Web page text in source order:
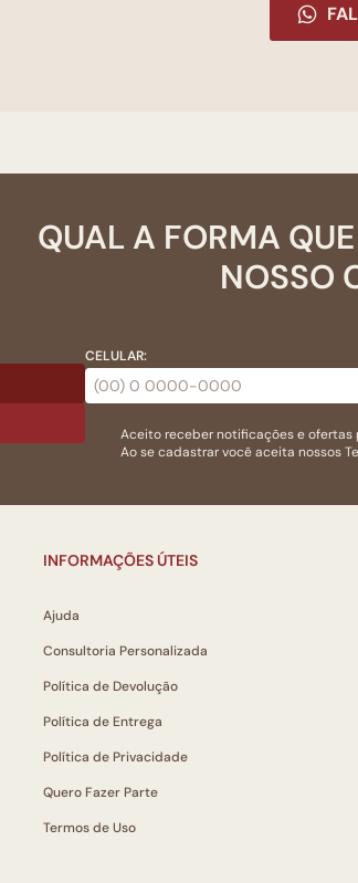
QUAL A FORMA
NOSSO
CELULAR:
Aceito receber notificações e ofertas
Ao se cadastrar você aceita nossos
INFORMAÇÕES ÚTEIS
Ajuda
Consultoria Personalizada
Política de Devolução
Política de Entrega
Política de Privacidade
Quero Fazer Parte
Termos de Uso